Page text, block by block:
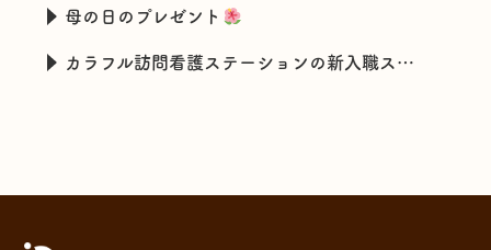
母の日のプレゼント
カラフル訪問看護ステーションの新入職スタッフの特技とは・・・